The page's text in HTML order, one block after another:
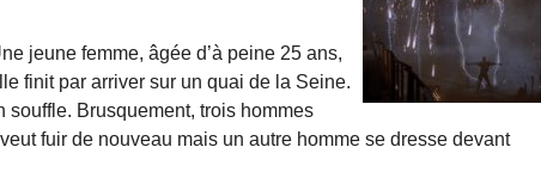
jeune femme, âgée d’à peine 25 ans,
finit par arriver sur un quai de la Seine.
souffle. Brusquement, trois hommes
fuir de nouveau mais un autre homme se dresse devant